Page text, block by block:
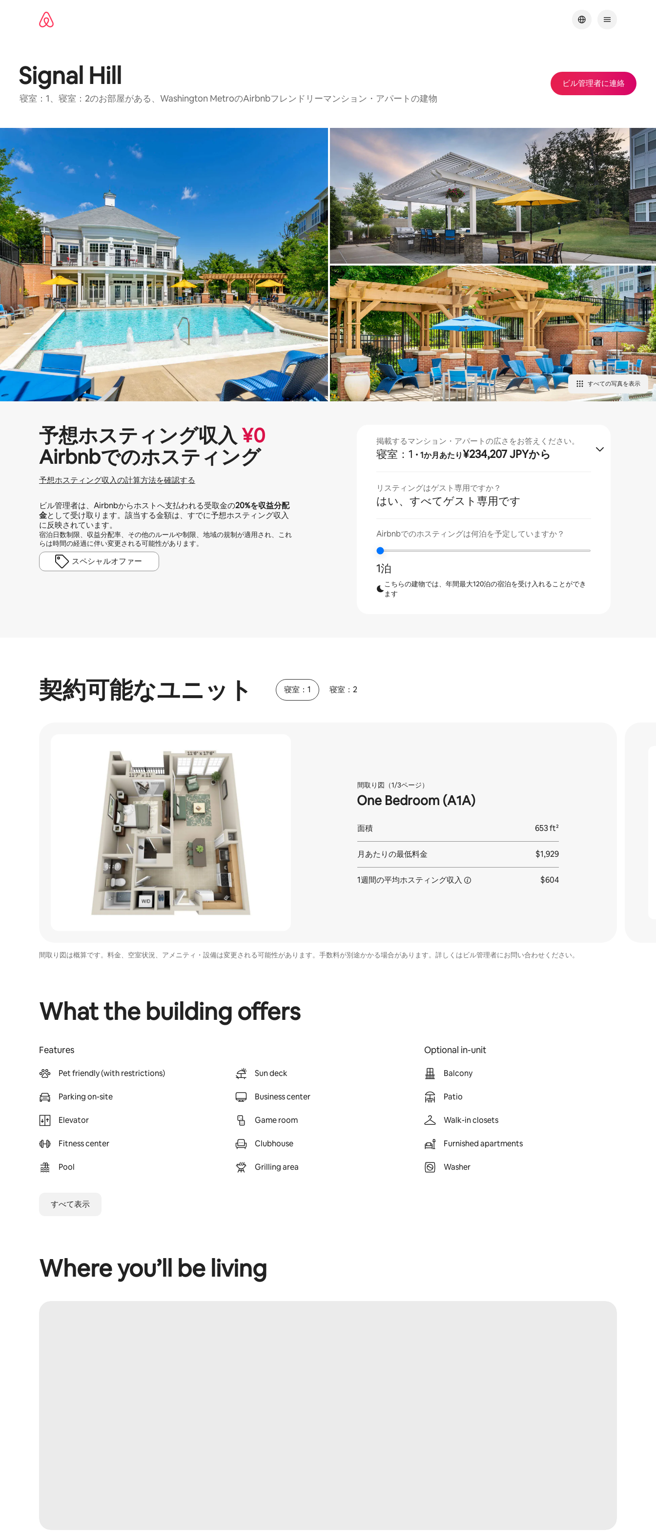
Signal Hill
寝室：1、寝室：2のお部屋がある、Washington MetroのAirbnbフレンドリーマンション・アパートの建物
ビル管理者に連⁠絡
すべての写真を表⁠示
予想ホスティング収⁠入¥0
Airbnbでのホ⁠ス⁠テ⁠ィ⁠ン⁠グ
予想ホスティング収入の計算方法を確認する
ビル管理者は、Airbnbからホストへ支払われる受取金の20%を収益分配
金として受け取ります。該当する金額は、すでに予想ホスティング収入
に反映されています。
宿泊日数制限、収益分配率、その他のルールや制限、地域の規制が適用され、これ
らは時間の経過に伴い変更される可能性があります。
スペシャルオファー
掲載するマンション・アパートの広さをお答えください。
寝室：1 ·1か月あたり¥234,207 JPYから
リスティングはゲスト専用ですか？
はい、すべてゲスト専用です
Airbnbでのホスティングは何泊を予定していますか？
1泊
こちらの建物では、年間最大120泊の宿泊を受け入れることができ
ます
契約可能なユニット 寝室：1 寝室：2
間取り図（1/3ページ）
One Bedroom (A1A)
面積 653 ft²
月あたりの最低料金 $1,929
1週間の平均ホスティング収入 $604
間取り図は概算です。料金、空室状況、アメニティ・設備は変更される可能性があります。手数料が別途かかる場合があります。詳しくはビル管理者にお問い合わせください。
What the building offers
Features
Pet friendly (with restrictions)
Parking on-site
Elevator
Fitness center
Pool
Sun deck
Business center
Game room
Clubhouse
Grilling area
Optional in-unit
Balcony
Patio
Walk-in closets
Furnished apartments
Washer
すべて表示
Where you’ll be living